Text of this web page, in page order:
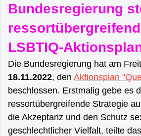
Bundesregierung
LSBTIQ-
Die Bundesregierung hat am
18.11.2022, den Aktionsplan
beschlossen. Erstmalig gebe es
ressortübergreifende Strategie
die Akzeptanz und den Schutz
geschlechtlicher Vielfalt, teilte das